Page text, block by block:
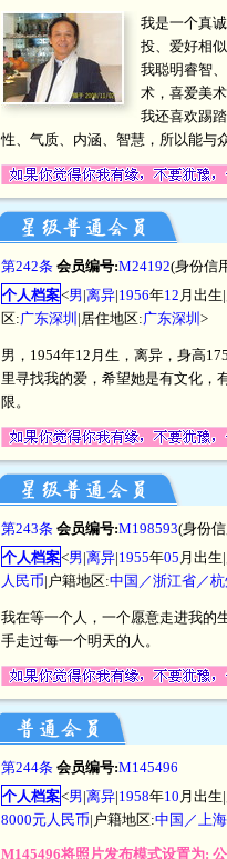
我是一个真
投、爱好相
我聪明睿智
术，喜爱美
我还喜欢踢
性、气质、内涵、智慧，所以能与
第242条 会员编号:M24192(身份信
个人档案<男|离异|1956年12 月出生
区:广东深圳|居住地区:广东深圳>
男，1954年12月生，离异，身高
里寻找我的爱，希望她是有文化，
限。
第243条 会员编号:M198593(身份
个人档案<男|离异|1955年05 月出生
人民币|户籍地区:中国／浙江省／
我在等一个人，一个愿意走进我的
手走过每一个明天的人。
第244条 会员编号:M145496
个人档案<男|离异|1958年10 月出生
8000元人民币|户籍地区:中国／上
M145496将照片发布模式设置为: